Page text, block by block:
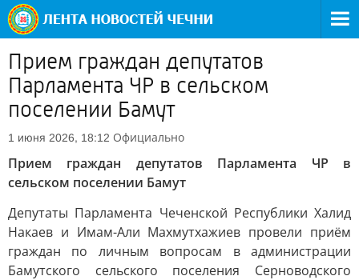
Прием граждан депутатов
Парламента ЧР в сельском
поселении Бамут
1 июня 2026, 18:12 Официально
Прием граждан депутатов Парламента ЧР в
сельском поселении Бамут
Депутаты Парламента Чеченской Республики Халид
Накаев и Имам-Али Махмутхажиев провели приём
граждан по личным вопросам в администрации
Бамутского сельского поселения Серноводского